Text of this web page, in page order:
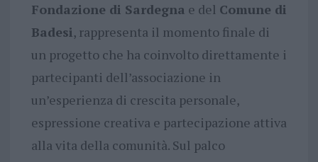
Fondazione di Sardegna e del Comune di
Badesi, rappresenta il momento finale di
un progetto che ha coinvolto direttamente i
partecipanti dell’associazione in
un’esperienza di crescita personale,
espressione creativa e partecipazione attiva
alla vita della comunità. Sul palco